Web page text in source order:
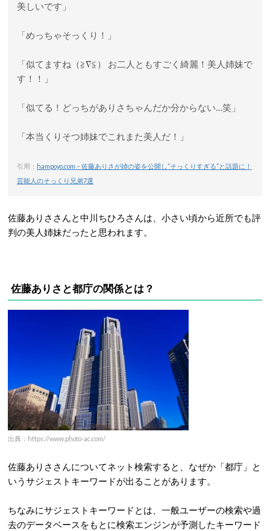
美しいです」
「めっちゃそっくり！」
「似てますね（≧∇≦） お二人ともすごく綺麗！美人姉妹で
す！！」
「似てる！どっちがありさちゃんだか分からない…笑」
「本当くりそつ姉妹でこれまた美人だ！」
引用： hampoyo.com – 佐藤ありさが姉の姿を公開し”そっくりすぎる”と話題に！
芸能人のそっくり兄弟7選
佐藤ありささんと中川ちひろさんは、小さい頃から近所でも評
判の美人姉妹だったと思われます。
佐藤ありさと都庁の関係とは？
出典：https://www.photo-ac.com/
佐藤ありささんについてネット検索すると、なぜか「都庁」と
いうサジェストキーワードが出ることがあります。
ちなみにサジェストキーワードとは、一般ユーザーの検索や過
去のデータベースをもとに検索エンジンが予測したキーワード